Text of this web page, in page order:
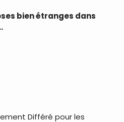
bien étranges dans
Différé pour les